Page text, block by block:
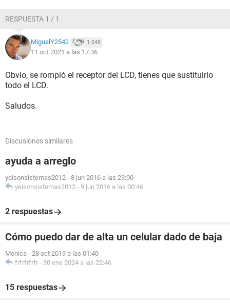
RESPUESTA 1 / 1
MiguelY2542 1.048
11 oct 2021 a las 17:36
Obvio, se rompió el receptor del LCD, tienes que sustituirlo
todo el LCD.
Saludos.
Discusiones similares
ayuda a arreglo
yeisonsistemas2012 - 8 jun 2016 a las 23:00
yeisonsistemas2012 - 9 jun 2016 a las 00:46
2 respuestas
Cómo puedo dar de alta un celular dado de baja
Monica - 28 oct 2019 a las 01:40
frfrfrfrfr - 30 ene 2024 a las 22:46
15 respuestas